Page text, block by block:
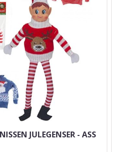
JULEGENSER - ASS